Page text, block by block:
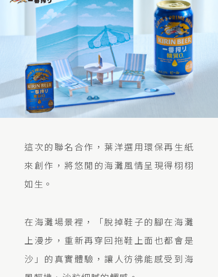
這次的聯名合作，葉洋選用環保再生紙
來創作，將悠閒的海灘風情呈現得栩栩
如生。
在海灘場景裡，「脫掉鞋子的腳在海灘
上漫步，重新再穿回拖鞋上面也都會是
沙」的真實體驗，讓人彷彿能感受到海